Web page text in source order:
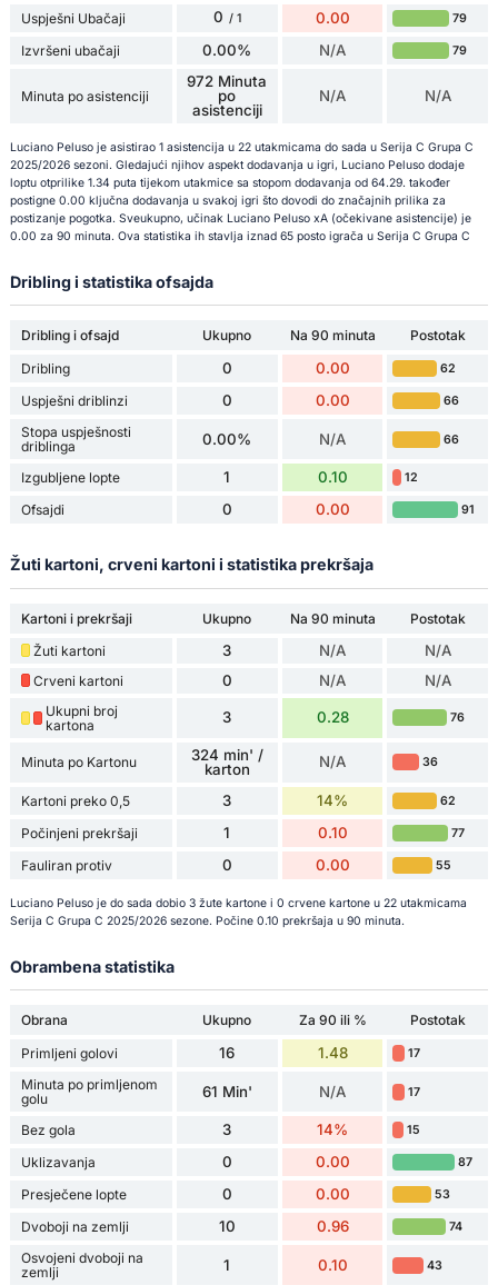
Uspješni Ubačaji 0 / 1 0.00 79
Izvršeni ubačaji 0.00% N/A 79
Minuta po asistenciji
972 Minuta
po
asistenciji
N/A N/A
Luciano Peluso je asistirao 1 asistencija u 22 utakmicama do sada u Serija C Grupa C
2025/2026 sezoni. Gledajući njihov aspekt dodavanja u igri, Luciano Peluso dodaje
loptu otprilike 1.34 puta tijekom utakmice sa stopom dodavanja od 64.29. također
postigne 0.00 ključna dodavanja u svakoj igri što dovodi do značajnih prilika za
postizanje pogotka. Sveukupno, učinak Luciano Peluso xA (očekivane asistencije) je
0.00 za 90 minuta. Ova statistika ih stavlja iznad 65 posto igrača u Serija C Grupa C
Dribling i statistika ofsajda
Dribling i ofsajd Ukupno Na 90 minuta
Postotak
Dribling
0 0.00 62
Uspješni driblinzi 0 0.00 66
Stopa uspješnosti
driblinga
0.00% N/A 66
Izgubljene lopte 1 0.10 12
Ofsajdi 0 0.00 91
Žuti kartoni, crveni kartoni i statistika prekršaja
Kartoni i prekršaji Ukupno Na 90 minuta
Postotak
Žuti kartoni
3 N/A N/A
Crveni kartoni 0 N/A N/A
Ukupni broj
kartona
3 0.28 76
Minuta po Kartonu
324 min' /
karton
N/A 36
Kartoni preko 0,5 3 14% 62
Počinjeni prekršaji 1 0.10 77
Fauliran protiv 0 0.00 55
Luciano Peluso je do sada dobio 3 žute kartone i 0 crvene kartone u 22 utakmicama
Serija C Grupa C 2025/2026 sezone. Počine 0.10 prekršaja u 90 minuta.
Obrambena statistika
Obrana Ukupno Za 90 ili %
Postotak
Primljeni golovi
16 1.48 17
Minuta po primljenom
golu
61 Min' N/A 17
Bez gola 3 14% 15
Uklizavanja 0 0.00 87
Presječene lopte 0 0.00 53
Dvoboji na zemlji 10 0.96 74
Osvojeni dvoboji na
zemlji
1 0.10 43